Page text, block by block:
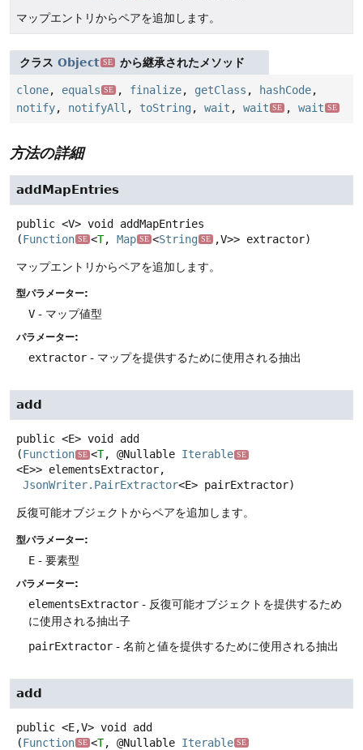
マップエントリからペアを追加します。
クラス Object SE から継承されたメソッド
clone, equals SE , finalize, getClass , hashCode,
notify, notifyAll , toString , wait , wait SE , wait SE
方法の詳細
addMapEntries
public <V> void
addMapEntries
(Function SE <T, Map SE <String SE ,V>> extractor)
マップエントリからペアを追加します。
型パラメーター:
V - マップ値型
パラメーター:
extractor - マップを提供するために使用される抽出
add
public <E> void
add
(Function SE <T, @Nullable Iterable SE
<E>> elementsExtractor,
JsonWriter.PairExtractor<E> pairExtractor)
反復可能オブジェクトからペアを追加します。
型パラメーター:
E - 要素型
パラメーター:
elementsExtractor - 反復可能オブジェクトを提供するため
に使用される抽出子
pairExtractor - 名前と値を提供するために使用される抽出
add
public <E,V> void
add
(Function SE <T, @Nullable Iterable SE